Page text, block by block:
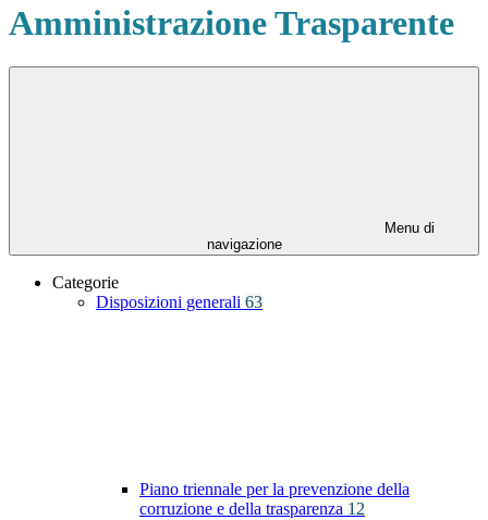
Amministrazione Trasparente
Menu di
navigazione
Categorie
Disposizioni generali 63
Piano triennale per la prevenzione della
corruzione e della trasparenza 12